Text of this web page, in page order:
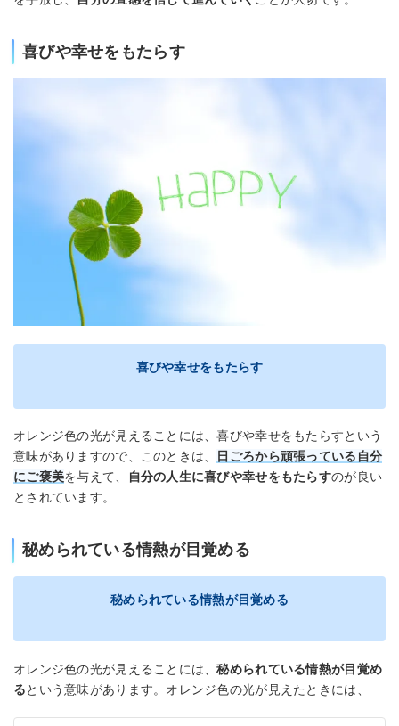
喜びや幸せをもたらす
喜びや幸せをもたらす
オレンジ色の光が見えることには、喜びや幸せをもたらすという
意味がありますので、このときは、
日ごろから頑張っている自分
にご褒美を与えて、 自分の人生に喜びや幸せをもたらすのが良い
とされています。
秘められている情熱が目覚める
秘められている情熱が目覚める
オレンジ色の光が見えることには、秘められている情熱が目覚め
るという意味があります。オレンジ色の光が見えたときには、